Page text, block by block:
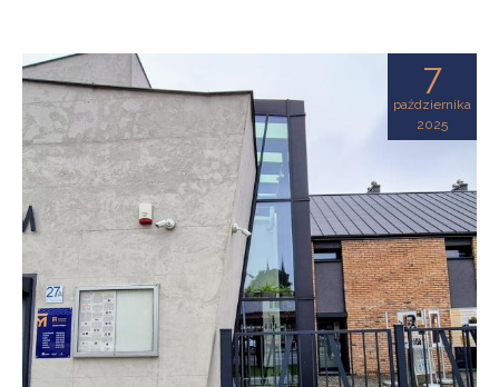
7
października
2025